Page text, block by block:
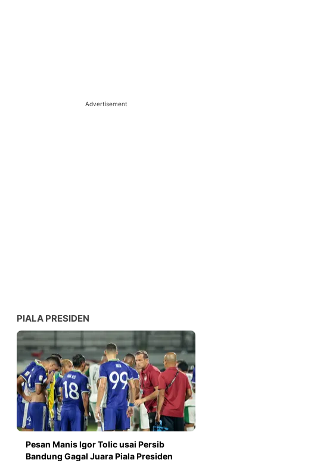
Advertisement
PIALA PRESIDEN
Pesan Manis Igor Tolic usai Persib
Bandung Gagal Juara Piala Presiden